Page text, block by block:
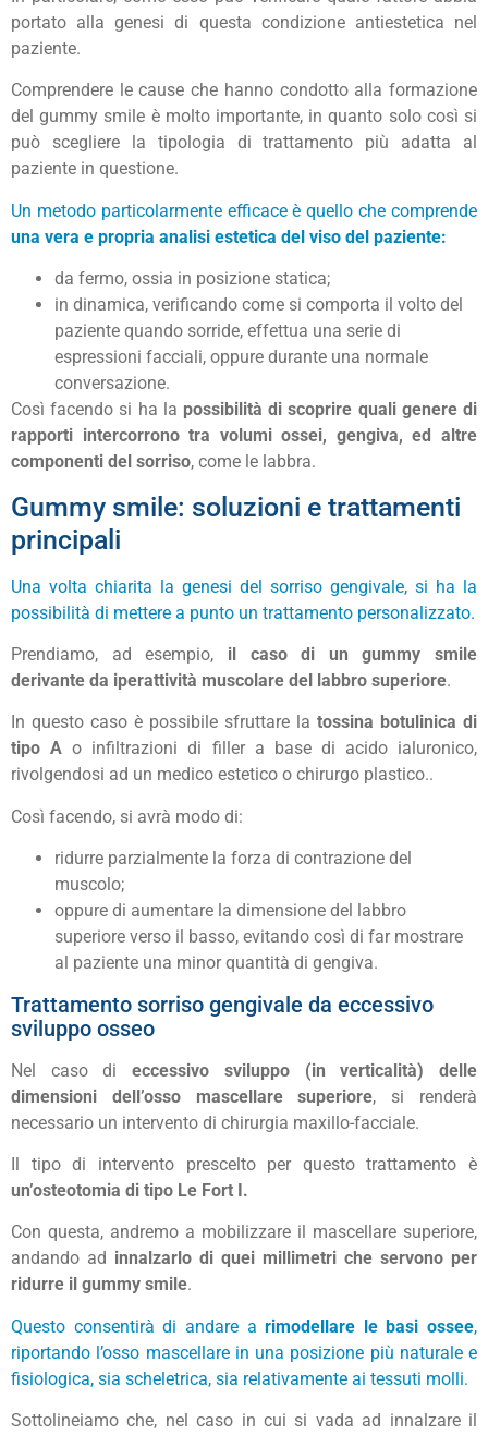
portato alla genesi di questa condizione antiestetica nel
paziente.
Comprendere le cause che hanno condotto alla formazione
del gummy smile è molto importante, in quanto solo così si
può scegliere la tipologia di trattamento più adatta al
paziente in questione.
Un metodo particolarmente efficace è quello che comprende
una vera e propria analisi estetica del viso del paziente:
da fermo, ossia in posizione statica;
in dinamica, verificando come si comporta il volto del
paziente quando sorride, effettua una serie di
espressioni facciali, oppure durante una normale
conversazione.
Così facendo si ha la possibilità di scoprire quali genere di
rapporti intercorrono tra volumi ossei, gengiva, ed altre
componenti del sorriso, come le labbra.
Gummy smile: soluzioni e trattamenti
principali
Una volta chiarita la genesi del sorriso gengivale, si ha la
possibilità di mettere a punto un trattamento personalizzato.
Prendiamo, ad esempio, il caso di un gummy smile
derivante da iperattività muscolare del labbro superiore.
In questo caso è possibile sfruttare la tossina botulinica di
tipo A o infiltrazioni di filler a base di acido ialuronico,
rivolgendosi ad un medico estetico o chirurgo plastico..
Così facendo, si avrà modo di:
ridurre parzialmente la forza di contrazione del
muscolo;
oppure di aumentare la dimensione del labbro
superiore verso il basso, evitando così di far mostrare
al paziente una minor quantità di gengiva.
Trattamento sorriso gengivale da eccessivo
sviluppo osseo
Nel caso dieccessivo sviluppo (in verticalità) delle
dimensioni dell’osso mascellare superiore, si renderà
necessario un intervento di chirurgia maxillo-facciale.
Il tipo di intervento prescelto per questo trattamento è
un’osteotomia di tipo Le Fort I.
Con questa, andremo a mobilizzare il mascellare superiore,
andando ad innalzarlo di quei millimetri che servono per
ridurre il gummy smile.
Questo consentirà di andare arimodellare le basi ossee,
riportando l’osso mascellare in una posizione più naturale e
fisiologica, sia scheletrica, sia relativamente ai tessuti molli.
Sottolineiamo che, nel caso in cui si vada ad innalzare il